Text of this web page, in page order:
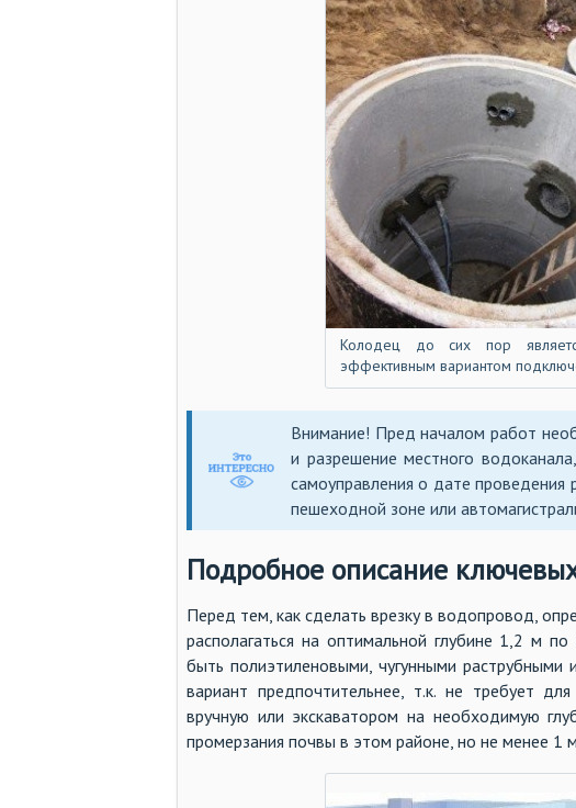
Колодец до сих пор
эффективным вариантом
Внимание! Пред началом работ
и разрешение местного
самоуправления о дате проведения
пешеходной зоне или
Подробное описание
Перед тем, как сделать врезку в водопровод,
располагаться на оптимальной глубине 1,2 м
быть полиэтиленовыми, чугунными
вариант предпочтительнее, т.к. не требует
вручную или экскаватором на необходимую
промерзания почвы в этом районе, но не менее 1